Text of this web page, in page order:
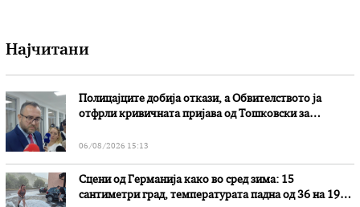
Најчитани
Полицајците добија откази, а Обвителството ја
отфрли кривичната пријава од Тошковски за
06/08/2026 15:13
Сцени од Германија како во сред зима: 15
сантиметри град, температурата падна од 36 на 19